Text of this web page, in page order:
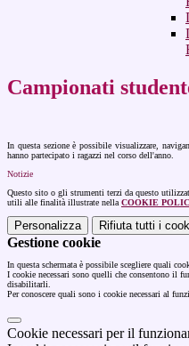
Campionati
In questa sezione è possibile visualizzare,
hanno partecipato i ragazzi nel corso dell'anno.
Notizie
Questo sito o gli strumenti terzi da questo
utili alle finalità illustrate nella COOKIE
Personalizza Rifiuta tutti i
Gestione cookie
In questa schermata è possibile scegliere quali
I cookie necessari sono quelli che consentono il
disabilitarli.
Per conoscere quali sono i cookie necessari al
Cookie necessari per il